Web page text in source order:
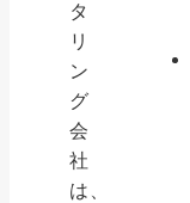
タ
リ
ン
グ
会
社
は、